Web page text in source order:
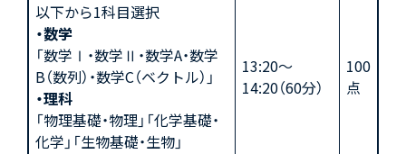
以下から1科目選択
・数学
「数学Ⅰ・数学Ⅱ・数学A・数学
B（数列）・数学C（ベクトル）」
・理科
「物理基礎・物理」「化学基礎・
化学」「生物基礎・生物」
13:20～
14:20（60分）
100
点